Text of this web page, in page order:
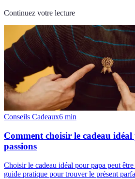
Continuez votre lecture
Conseils Cadeaux6 min
Comment choisir le cadeau idéal
passions
Choisir le cadeau idéal pour papa peut
guide pratique pour trouver le présent